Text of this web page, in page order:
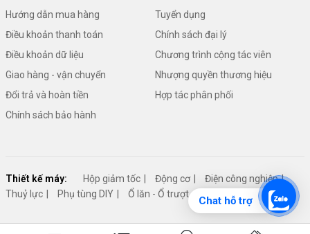
Hướng dẫn mua hàng
Điều khoản thanh toán
Điều khoản dữ liệu
Giao hàng - vận chuyển
Đổi trả và hoàn tiền
Chính sách bảo hành
Tuyển dụng
Chính sách đại lý
Chương trình cộng tác viên
Nhượng quyền thương hiệu
Hợp tác phân phối
Thiết kế máy: Hộp giảm tốc Động cơ
Điện công nghiệp
Thuỷ lực
Phụ tùng DIY Ổ lăn - Ổ trượt - Đỡ trục Cơ cấu máy
Chat hỗ trợ